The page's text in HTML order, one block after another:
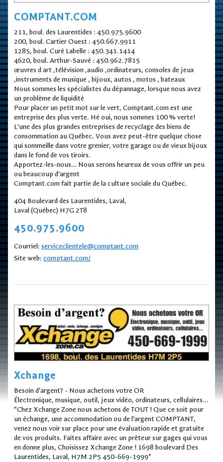
COMPTANT.COM
211, boul. des Laurentides : 450.975.9600
200, boul. Cartier Ouest : 450.667.9911
1285, boul. Curé Labelle : 450.341.1414
4620, boul. Arthur-Sauvé : 450.962.7815
œuvres d art ,télévision ,audio ,ordinateurs, consoles de jeux
,instruments de musique , bijoux, autos , motos , bateaux
Nous sommes les spécialistes du dépannage, lorsque nous avez
un problème de liquidité
Pour placer un petit mot sur le vert, Comptant.com est une
entreprise des plus verte. Hé oui, nous sommes 100 % verte!
L’une des plus grandes entreprises de recyclage des biens de
consommation au Québec. Vous avez peut-être quelque chose
qui sommeille dans votre grenier, votre garage ou de vieux bijoux
dans le fond de vos tiroirs.
Apportez-les-nous… Nous serons heureux de vous offrir un peu
ou beaucoup d’argent
Comptant.com fait partie de la culture sociale du Québec.
404 Boulevard des Laurentides, Laval,
Laval (Québec) H7G 2T8
450.975.9600
Courriel: serviceclientele@comptant.com
Site web: comptant.com/
Xchange
Besoin d'argent? - Nous achetons votre OR
Électronique, musique, outil, jeux vidéo, ordinateurs, cellulaires...
"Chez Xchange Zone nous achetons de TOUT ! Que ce soit pour
un échange, une accommodation ou de l'argent COMPTANT,
venez nous voir sur place pour une évaluation rapide et gratuite
de vos produits. Faites affaire avec un prêteur sur gages qui vous
en donne plus, Choisissez Xchange Zone ! 1698 boulevard Des
Laurentides, Laval, H7M 2P5 450-669-1999"